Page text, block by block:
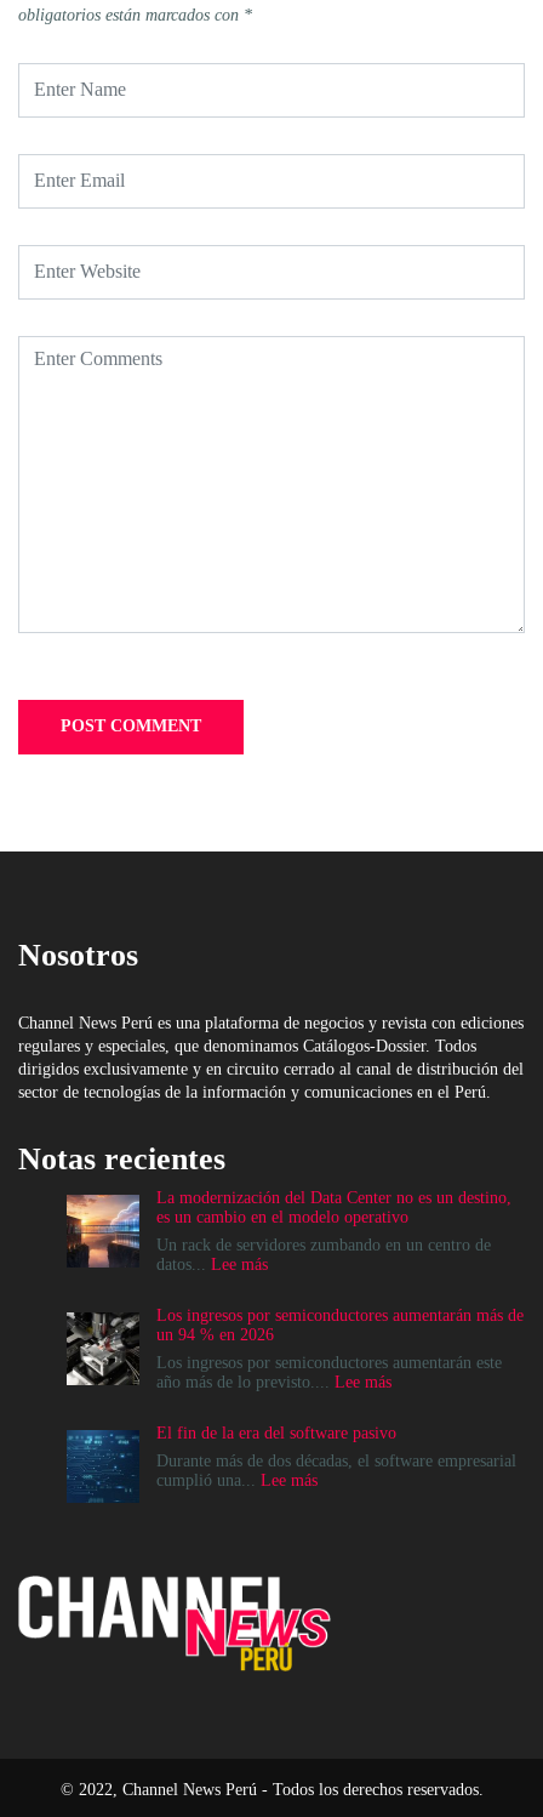
obligatorios están marcados con *
Nosotros
Channel News Perú es una plataforma de negocios y revista con ediciones
regulares y especiales, que denominamos Catálogos-Dossier. Todos
dirigidos exclusivamente y en circuito cerrado al canal de distribución del
sector de tecnologías de la información y comunicaciones en el Perú.
Notas recientes
La modernización del Data Center no es un destino,
es un cambio en el modelo operativo
Un rack de servidores zumbando en un centro de
datos... Lee más:
del
Data
Center
no
destino,
es
un
operativo
Los ingresos por semiconductores aumentarán más de
un 94 % en 2026
Los ingresos por semiconductores aumentarán este
año más de lo previsto.... Lee más:
por
semiconductores
El fin de la era del software pasivo
Durante más de dos décadas, el software empresarial
cumplió una... Lee más:
software
pasivo
© 2022, Channel News Perú - Todos los derechos reservados.